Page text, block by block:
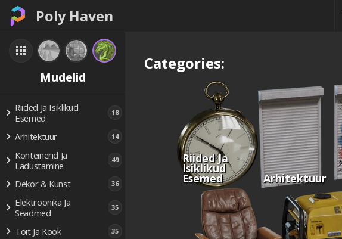
Poly Haven
Mudelid
Riided Ja Isiklikud
Esemed
18
Arhitektuur 14
Konteinerid Ja
Ladustamine
49
Dekor & Kunst 36
Elektroonika Ja
Seadmed
35
Toit Ja Köök 35
Categories:
Riided Ja
Isiklikud
Esemed Arhitektuur